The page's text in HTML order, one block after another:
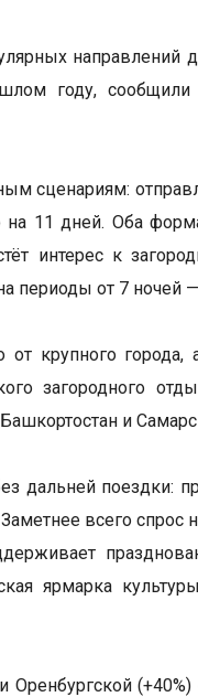
направлений
году, сообщили
сценариям:
11 дней. Оба
интерес к
периоды от 7 ночей —
крупного города,
загородного
и
дальней поездки:
всего
ярмарка